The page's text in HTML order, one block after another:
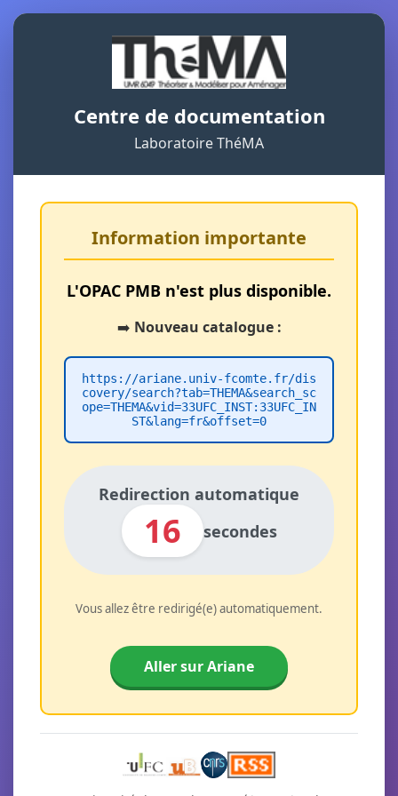
Centre de documentation
Laboratoire ThéMA
Information importante
L'OPAC PMB n'est plus disponible.
➡️ Nouveau catalogue :
https://ariane.univ-fcomte.fr/dis
covery/search?tab=THEMA&search_sc
ope=THEMA&vid=33UFC_INST:33UFC_IN
ST&lang=fr&offset=0
Redirection automatique
16 secondes
Vous allez être redirigé(e) automatiquement.
Aller sur Ariane